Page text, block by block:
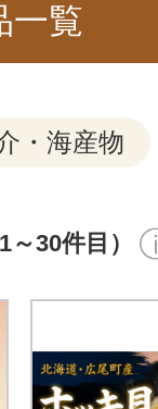
一覧
・海産物
～30件目）